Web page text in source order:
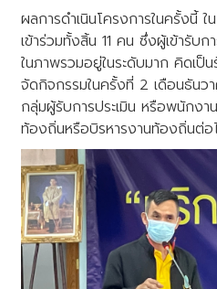
ผลการดำเนินโครงการในครั้งนี้
เข้าร่วมทั้งสิ้น 11 คน ซึ่งผู้เข้ารับ
ในภาพรวมอยู่ในระดับมาก คิดเป็
จัดกิจกรรมในครั้งที่ 2 เดือนธันว
กลุ่มผู้รับการประเมิน หรือพนักงา
ท้องถิ่นหรือบิรหารงานท้องถิ่นต่อ